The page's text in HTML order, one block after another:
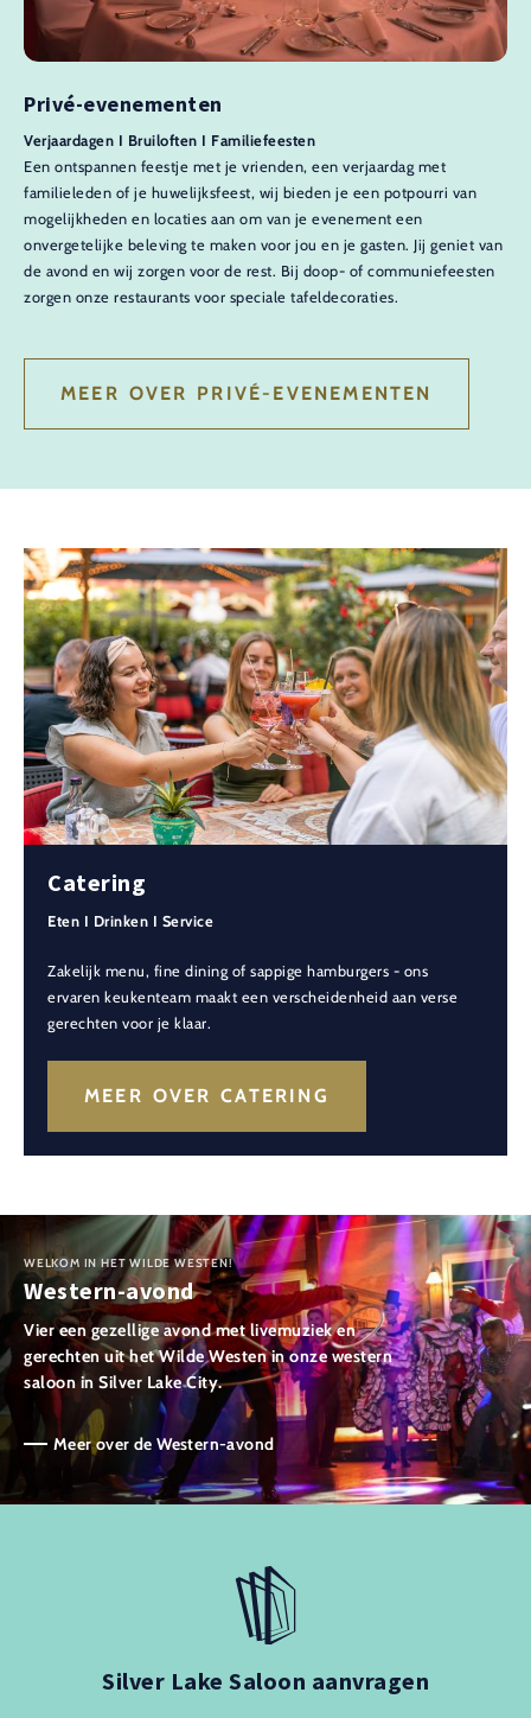
Privé-evenementen
Verjaardagen I Bruiloften I Familiefeesten
Een ontspannen feestje met je vrienden, een verjaardag met
familieleden of je huwelijksfeest, wij bieden je een potpourri van
mogelijkheden en locaties aan om van je evenement een
onvergetelijke beleving te maken voor jou en je gasten. Jij geniet van
de avond en wij zorgen voor de rest. Bij doop- of communiefeesten
zorgen onze restaurants voor speciale tafeldecoraties.
MEER OVER PRIVÉ-EVENEMENTEN
Catering
Eten I Drinken I Service
Zakelijk menu, fine dining of sappige hamburgers - ons
ervaren keukenteam maakt een verscheidenheid aan verse
gerechten voor je klaar.
MEER OVER CATERING
WELKOM IN HET WILDE WESTEN!
Western-avond
Vier een gezellige avond met livemuziek en
gerechten uit het Wilde Westen in onze western
saloon in Silver Lake City.
Meer over de Western-avond
Silver Lake Saloon aanvragen